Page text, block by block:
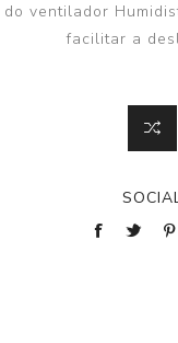
ventilador
facilitar a